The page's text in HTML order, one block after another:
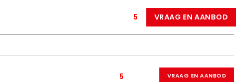
5 VRAAG EN AANBOD
VACATURES
5 VRAAG EN AANBOD